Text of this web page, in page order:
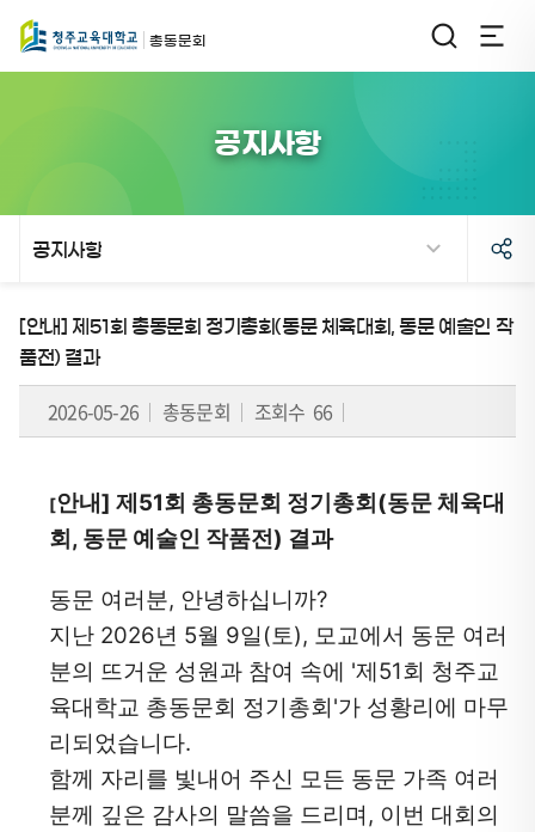
총동문회
공지사항
공지사항
[안내] 제51회 총동문회 정기총회(동문 체육대회, 동문 예술인 작
품전) 결과
2026-05-26 총동문회 조회수 66
[안내] 제51회 총동문회 정기총회(동문 체육대
회, 동문 예술인 작품전) 결과
동문 여러분, 안녕하십니까?
지난 2026년 5월 9일(토), 모교에서 동문 여러
분의 뜨거운 성원과 참여 속에 '제51회 청주교
육대학교 총동문회 정기총회'가 성황리에 마무
리되었습니다.
함께 자리를 빛내어 주신 모든 동문 가족 여러
분께 깊은 감사의 말씀을 드리며, 이번 대회의